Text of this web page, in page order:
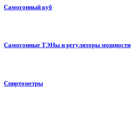
Самогонный куб
Самогонные ТЭНы и регуляторы мощности
Спиртометры